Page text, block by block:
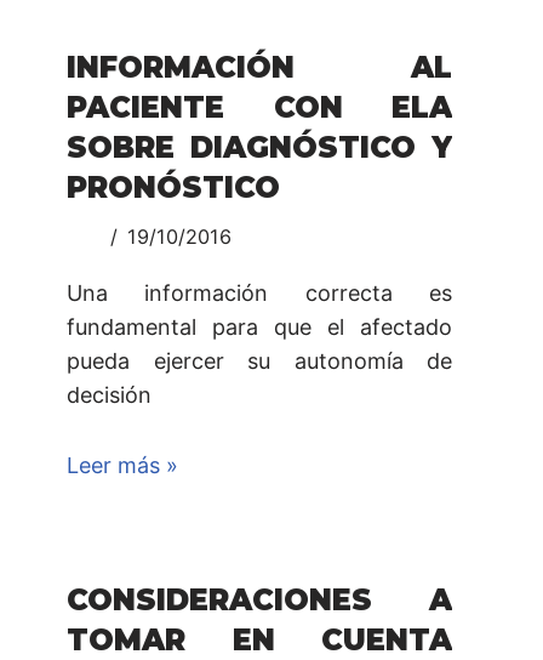
INFORMACIÓN AL
PACIENTE CON ELA
SOBRE DIAGNÓSTICO Y
PRONÓSTICO
19/10/2016
Una información correcta es
fundamental para que el afectado
pueda ejercer su autonomía de
decisión
Leer más »
CONSIDERACIONES A
TOMAR EN CUENTA